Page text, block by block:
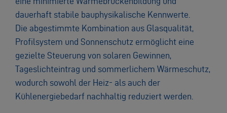
dauerhaft stabile bauphysikalische Kennwerte.
Die abgestimmte Kombination aus Glasqualität,
Profilsystem und Sonnenschutz ermöglicht eine
gezielte Steuerung von solaren Gewinnen,
Tageslichteintrag und sommerlichem Wärmeschutz,
wodurch sowohl der Heiz- als auch der
Kühlenergiebedarf nachhaltig reduziert werden.